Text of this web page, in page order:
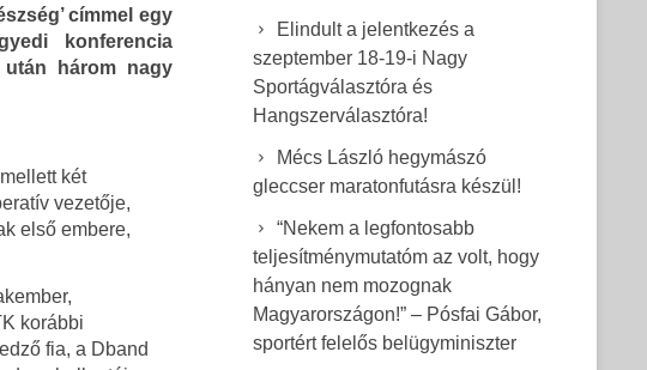
címmel egy
konferencia
után három nagy
két
vezetője,
első embere,
korábbi
fia, a Dband
Elindult a jelentkezés a
szeptember 18-19-i Nagy
Sportágválasztóra és
Hangszerválasztóra!
Mécs László hegymászó
gleccser maratonfutásra készül!
“Nekem a legfontosabb
teljesítménymutatóm az volt, hogy
hányan nem mozognak
Magyarországon!” – Pósfai Gábor,
sportért felelős belügyminiszter